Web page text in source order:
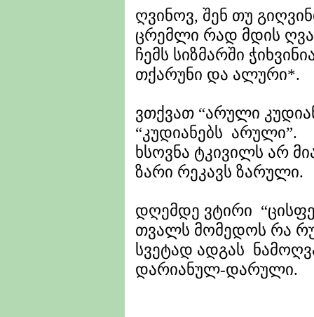
ღვინოვ, შენ თუ
ცრემლი რად მდის
ჩემს სიზმარში
თქარუნი და ალური*.
ვთქვათ “არული
“კუდიანებს არული”.
ხსოვნა ტკივილს არ
ზარი რეკავს ზარული.
დღემდე ვტირი
თვალს მომედოს რა
სვეტად ადგას
დარიანულ-დარული.